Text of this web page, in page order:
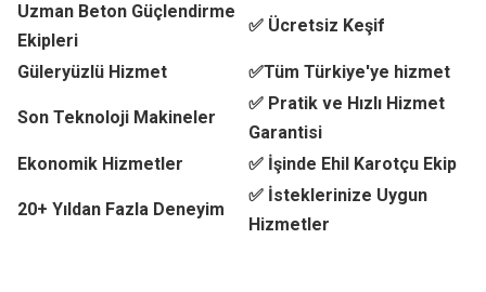
Uzman Beton Güçlendirme
Ekipleri
✅ Ücretsiz Keşif
Güleryüzlü Hizmet ✅Tüm Türkiye'ye hizmet
Son Teknoloji Makineler
✅ Pratik ve Hızlı Hizmet
Garantisi
Ekonomik Hizmetler
✅ İşinde Ehil Karotçu Ekip
20+ Yıldan Fazla Deneyim
✅ İsteklerinize Uygun
Hizmetler